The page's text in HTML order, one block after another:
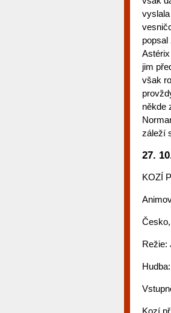
popsal
jim
však
někde
záleží
27.
KOZÍ
Režie:
Kozí